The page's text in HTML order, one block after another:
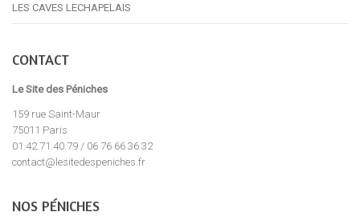
LES CAVES LECHAPELAIS
CONTACT
Le Site des Péniches
159 rue Saint-Maur
75011 Paris
01.42.71.40.79 / 06 76 66 36 32
contact@lesitedespeniches.fr
NOS PÉNICHES